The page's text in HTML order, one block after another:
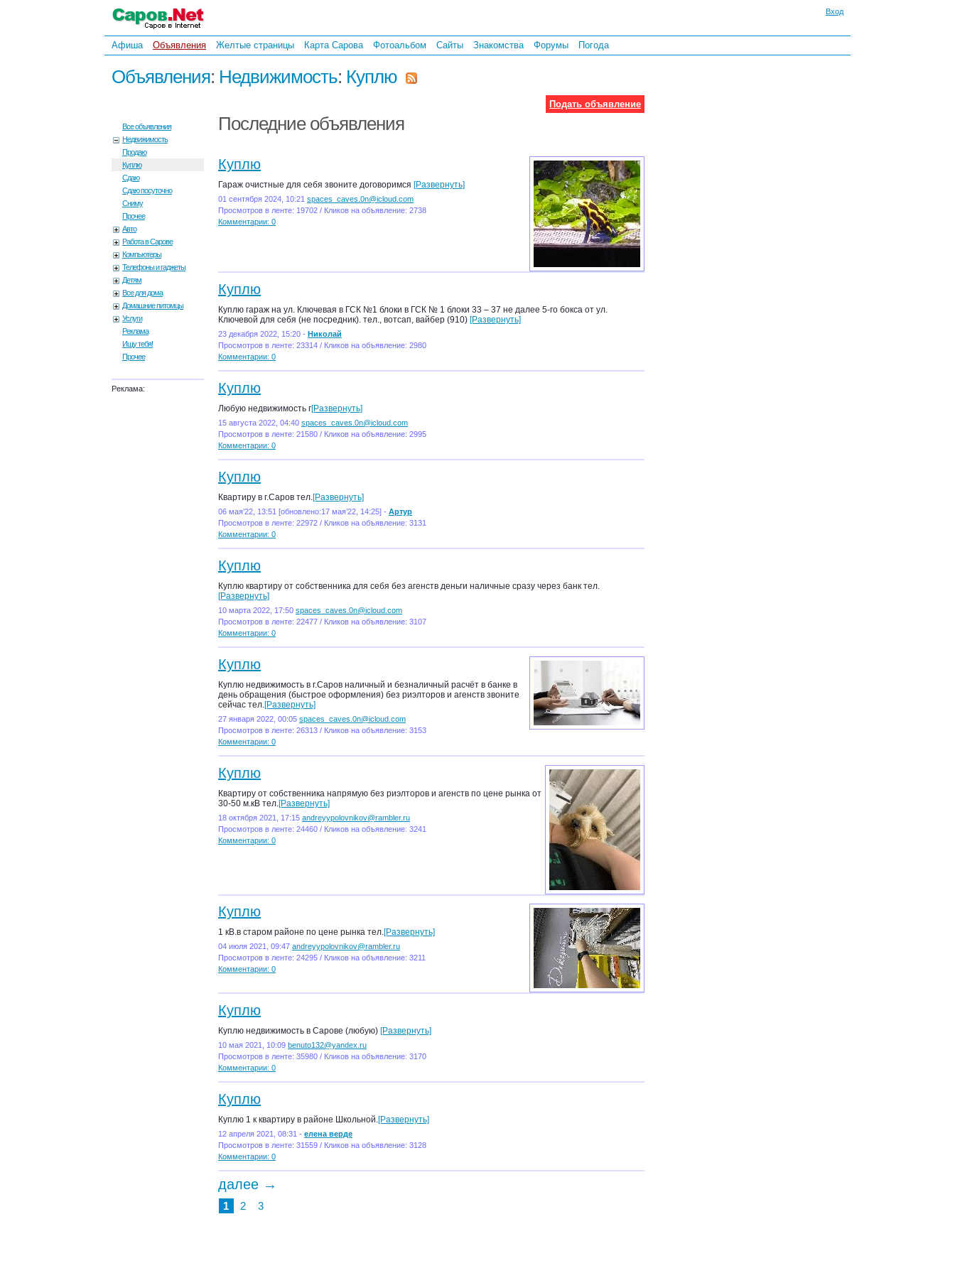
Вход
Афиша Объявления Желтые страницы Карта Сарова Фотоальбом Сайты Знакомства Форумы Погода
Объявления: Недвижимость: Куплю
Все объявления
Недвижимость
Продаю
Куплю
Сдаю
Сдаю посуточно
Сниму
Прочее
Авто
Работа в Сарове
Компьютеры
Телефоны и гаджеты
Детям
Все для дома
Домашние питомцы
Услуги
Реклама
Ищу тебя!
Прочее
Реклама:
Подать объявление
Последние объявления
Куплю
Гараж очистные для себя звоните договоримся [Развернуть]
01 сентября 2024, 10:21 spaces_caves.0n@icloud.com
Просмотров в ленте: 19702 / Кликов на объявление: 2738
Комментарии: 0
Куплю
Куплю гараж на ул. Ключевая в ГСК №1 блоки в ГСК № 1 блоки 33 – 37 не далее 5-го бокса от ул.
Ключевой для себя (не посредник). тел., вотсап, вайбер (910) [Развернуть]
23 декабря 2022, 15:20 - Николай
Просмотров в ленте: 23314 / Кликов на объявление: 2980
Комментарии: 0
Куплю
Любую недвижимость г[Развернуть]
15 августа 2022, 04:40 spaces_caves.0n@icloud.com
Просмотров в ленте: 21580 / Кликов на объявление: 2995
Комментарии: 0
Куплю
Квартиру в г.Саров тел. [Развернуть]
06 мая’22, 13:51 [обновлено:17 мая’22, 14:25] - Артур
Просмотров в ленте: 22972 / Кликов на объявление: 3131
Комментарии: 0
Куплю
Куплю квартиру от собственника для себя без агенств деньги наличные сразу через банк тел.
[Развернуть]
10 марта 2022, 17:50 spaces_caves.0n@icloud.com
Просмотров в ленте: 22477 / Кликов на объявление: 3107
Комментарии: 0
Куплю
Куплю недвижимость в г.Саров наличный и безналичный расчёт в банке в
день обращения (быстрое оформления) без риэлторов и агенств звоните
сейчас тел. [Развернуть]
27 января 2022, 00:05 spaces_caves.0n@icloud.com
Просмотров в ленте: 26313 / Кликов на объявление: 3153
Комментарии: 0
Куплю
Квартиру от собственника напрямую без риэлторов и агенств по цене рынка от
30-50 м.кВ тел. [Развернуть]
18 октября 2021, 17:15 andreyypolovnikov@rambler.ru
Просмотров в ленте: 24460 / Кликов на объявление: 3241
Комментарии: 0
Куплю
1 кВ.в старом районе по цене рынка тел.[Развернуть]
04 июля 2021, 09:47 andreyypolovnikov@rambler.ru
Просмотров в ленте: 24295 / Кликов на объявление: 3211
Комментарии: 0
Куплю
Куплю недвижимость в Сарове (любую) [Развернуть]
10 мая 2021, 10:09 benuto132@yandex.ru
Просмотров в ленте: 35980 / Кликов на объявление: 3170
Комментарии: 0
Куплю
Куплю 1 к квартиру в районе Школьной. [Развернуть]
12 апреля 2021, 08:31 - елена верде
Просмотров в ленте: 31559 / Кликов на объявление: 3128
Комментарии: 0
далее →
1 2 3